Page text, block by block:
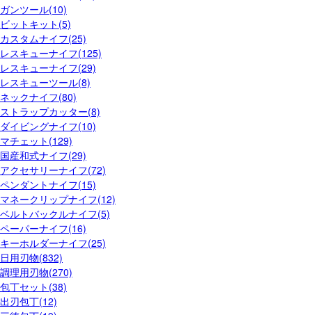
ガンツール(10)
ビットキット(5)
カスタムナイフ(25)
レスキューナイフ(125)
レスキューナイフ(29)
レスキューツール(8)
ネックナイフ(80)
ストラップカッター(8)
ダイビングナイフ(10)
マチェット(129)
国産和式ナイフ(29)
アクセサリーナイフ(72)
ペンダントナイフ(15)
マネークリップナイフ(12)
ベルトバックルナイフ(5)
ペーパーナイフ(16)
キーホルダーナイフ(25)
日用刃物(832)
調理用刃物(270)
包丁セット(38)
出刃包丁(12)